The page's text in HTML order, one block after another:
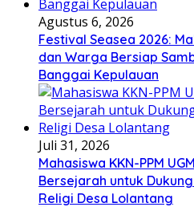
Agustus 6, 2026
Festival Seasea 2026:
dan Warga Bersiap
Banggai Kepulauan
Juli 31, 2026
Mahasiswa KKN-PPM
Bersejarah untuk
Religi Desa Lolantang